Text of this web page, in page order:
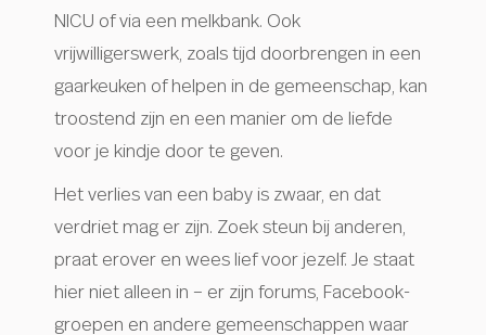
NICU of via een melkbank. Ook
vrijwilligerswerk, zoals tijd doorbrengen in een
gaarkeuken of helpen in de gemeenschap, kan
troostend zijn en een manier om de liefde
voor je kindje door te geven.
Het verlies van een baby is zwaar, en dat
verdriet mag er zijn. Zoek steun bij anderen,
praat erover en wees lief voor jezelf. Je staat
hier niet alleen in – er zijn forums, Facebook-
groepen en andere gemeenschappen waar